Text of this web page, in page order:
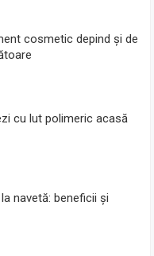
cosmetic depind și de
cu lut polimeric acasă
navetă: beneficii și